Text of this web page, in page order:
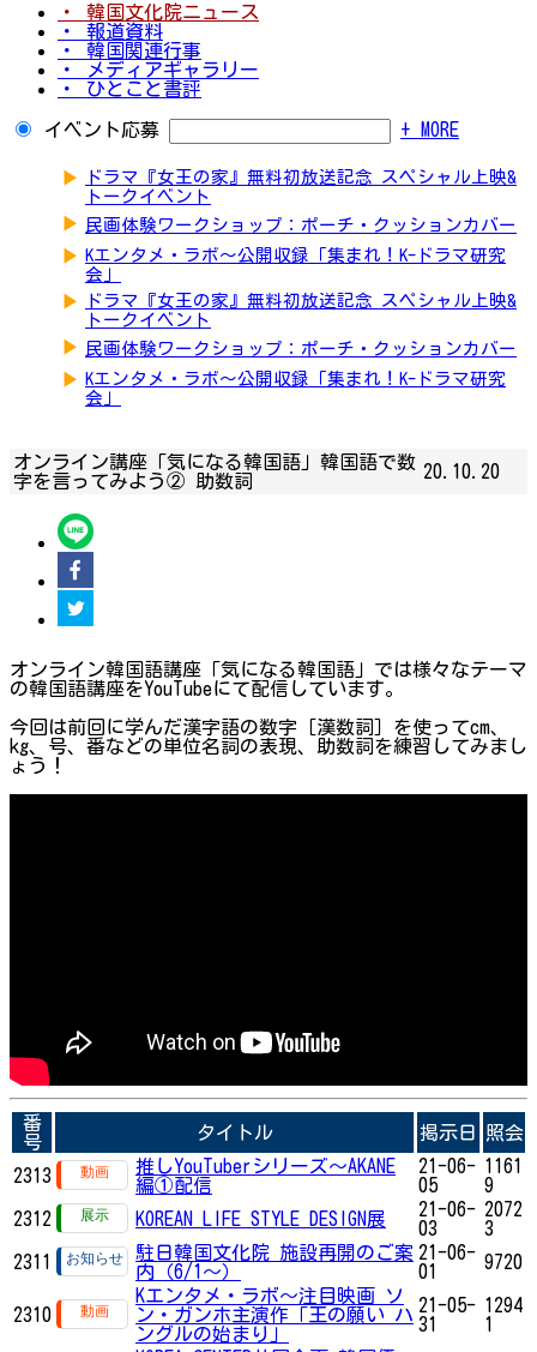
・ 韓国文化院ニュース
・ 報道資料
・ 韓国関連行事
・ メディアギャラリー
・ ひとこと書評
イベント応募 + MORE
▶
ドラマ『女王の家』無料初放送記念 スペシャル上映&
トークイベント
▶ 民画体験ワークショップ：ポーチ・クッションカバー
▶ Kエンタメ・ラボ～公開収録「集まれ！K-ドラマ研究
会」
▶
ドラマ『女王の家』無料初放送記念 スペシャル上映&
トークイベント
▶ 民画体験ワークショップ：ポーチ・クッションカバー
▶ Kエンタメ・ラボ～公開収録「集まれ！K-ドラマ研究
会」
オンライン講座「気になる韓国語」韓国語で数
字を言ってみよう② 助数詞
20.10.20
オンライン韓国語講座「気になる韓国語」では様々なテーマ
の韓国語講座をYouTubeにて配信しています。
今回は前回に学んだ漢字語の数字［漢数詞］を使ってcm、
kg、号、番などの単位名詞の表現、助数詞を練習してみまし
ょう！
番
号
タイトル 掲示日 照会
2313
推しYouTuberシリーズ〜AKANE
編①配信
21-06-
05
1161
9
2312
KOREAN LIFE STYLE DESIGN展
21-06-
03
2072
3
2311
駐日韓国文化院 施設再開のご案
内（6/1～）
21-06-
01
9720
2310
Kエンタメ・ラボ～注目映画 ソ
ン・ガンホ主演作「王の願い ハ
ングルの始まり」
21-05-
31
1294
1